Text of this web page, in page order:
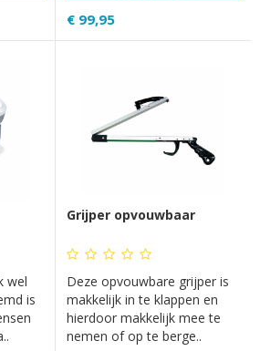
€ 99,95
wel
is
Grijper opvouwbaar
Deze opvouwbare grijper is
makkelijk in te klappen en
hierdoor makkelijk mee te
nemen of op te berge..